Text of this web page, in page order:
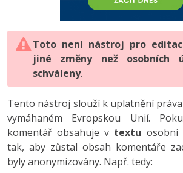
HTML5, CSS3, Bootstrap, SEO
SQL a databáze
Testování a verzování
UML a návrhové vzory
React
Spring
PHP
JavaScript
Python
HTML / CSS
UML a návrhové vzory
MySQL/MariaDB
Vývojář mobilních aplikací
C# Game developer
Tester
Systémový administrátor
-80%
JavaScript -80%
PHP -80%
Swift -80%
Kotlin -80%
Digitální gramotnost
Marketing
WordPress
SEO
UX
Business
-80%
Adobe Illustrator -80%
Adobe Lightroom
Adobe XD
Adobe InDesign -25%
Adobe After Effects
Toto není nástroj pro
jiné změny než osobních
schváleny.
Tento nástroj slouží k uplatnění
vymáhaném Evropskou Unií.
komentář obsahuje v textu osobní
tak, aby zůstal obsah komentáře
byly anonymizovány. Např. tedy: